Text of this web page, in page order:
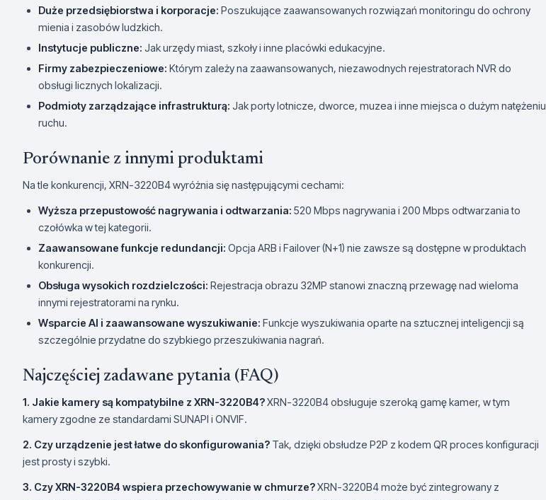
Duże przedsiębiorstwa i korporacje: Poszukujące zaawansowanych rozwiązań monitoringu do ochrony
mienia i zasobów ludzkich.
Instytucje publiczne: Jak urzędy miast, szkoły i inne placówki edukacyjne.
Firmy zabezpieczeniowe: Którym zależy na zaawansowanych, niezawodnych rejestratorach NVR do
obsługi licznych lokalizacji.
Podmioty zarządzające infrastrukturą: Jak porty lotnicze, dworce, muzea i inne miejsca o dużym natężeniu
ruchu.
Porównanie z innymi produktami
Na tle konkurencji, XRN-3220B4 wyróżnia się następującymi cechami:
Wyższa przepustowość nagrywania i odtwarzania: 520 Mbps nagrywania i 200 Mbps odtwarzania to
czołówka w tej kategorii.
Zaawansowane funkcje redundancji: Opcja ARB i Failover (N+1) nie zawsze są dostępne w produktach
konkurencji.
Obsługa wysokich rozdzielczości: Rejestracja obrazu 32MP stanowi znaczną przewagę nad wieloma
innymi rejestratorami na rynku.
Wsparcie AI i zaawansowane wyszukiwanie: Funkcje wyszukiwania oparte na sztucznej inteligencji są
szczególnie przydatne do szybkiego przeszukiwania nagrań.
Najczęściej zadawane pytania (FAQ)
1. Jakie kamery są kompatybilne z XRN-3220B4?XRN-3220B4 obsługuje szeroką gamę kamer, w tym
kamery zgodne ze standardami SUNAPI i ONVIF.
2. Czy urządzenie jest łatwe do skonfigurowania? Tak, dzięki obsłudze P2P z kodem QR proces konfiguracji
jest prosty i szybki.
3. Czy XRN-3220B4 wspiera przechowywanie w chmurze?XRN-3220B4 może być zintegrowany z